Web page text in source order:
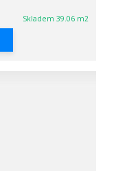
Skladem 39.06 m2